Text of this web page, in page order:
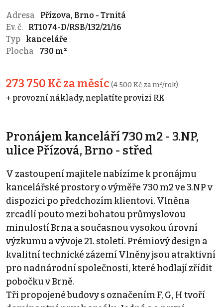
Adresa
Přízova, Brno - Trnitá
Ev. č.
RT1074-D/RSB/132/21/16
Typ
kanceláře
Plocha
730 m²
273 750 Kč za měsíc (4 500 Kč za m²/rok)
+ provozní náklady, neplatíte provizi RK
Pronájem kanceláří 730 m2 - 3.NP,
ulice Přízová, Brno - střed
V zastoupení majitele nabízíme k pronájmu
kancelářské prostory o výměře 730 m2 ve 3.NP v
dispozici po předchozím klientovi. Vlněna
zrcadlí pouto mezi bohatou průmyslovou
minulostí Brna a současnou vysokou úrovní
výzkumu a vývoje 21. století. Prémiový design a
kvalitní technické zázemí Vlněny jsou atraktivní
pro nadnárodní společnosti, které hodlají zřídit
pobočku v Brně.
Tři propojené budovy s označením F, G, H tvoří